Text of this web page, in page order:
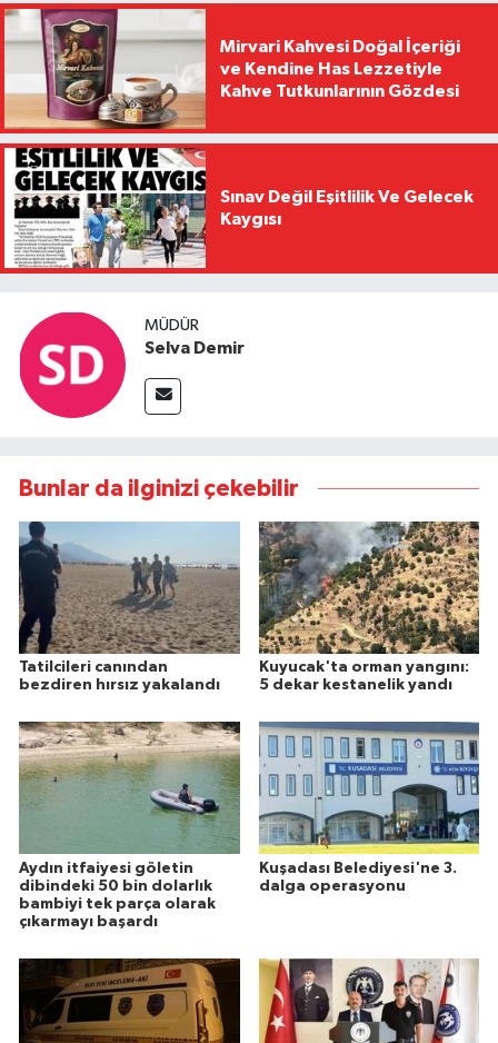
Mirvari Kahvesi Doğal İçeriği
ve Kendine Has Lezzetiyle
Kahve Tutkunlarının Gözdesi
Sınav Değil Eşitlilik Ve Gelecek
Kaygısı
MÜDÜR
Selva Demir
Bunlar da ilginizi çekebilir
Tatilcileri canından
bezdiren hırsız yakalandı
Kuyucak'ta orman yangını:
5 dekar kestanelik yandı
Aydın itfaiyesi göletin
dibindeki 50 bin dolarlık
bambiyi tek parça olarak
çıkarmayı başardı
Kuşadası Belediyesi'ne 3.
dalga operasyonu